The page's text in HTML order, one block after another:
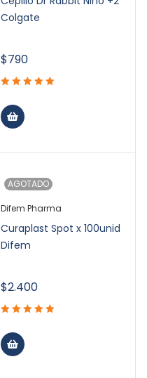
Colgate
$790
AGOTADO
Difem Pharma
Curaplast Spot x 100unid
Difem
$2.400